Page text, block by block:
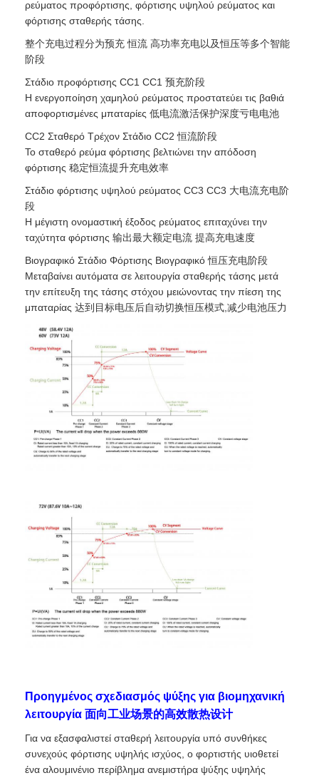
ρεύματος προφόρτισης, φόρτισης υψηλού ρεύματος και
φόρτισης σταθερής τάσης.
整个充电过程分为预充 恒流 高功率充电以及恒压等多个智能
阶段
Στάδιο προφόρτισης CC1 CC1 预充阶段
Η ενεργοποίηση χαμηλού ρεύματος προστατεύει τις βαθιά
αποφορτισμένες μπαταρίες 低电流激活保护深度亏电电池
CC2 Σταθερό Τρέχον Στάδιο CC2 恒流阶段
Το σταθερό ρεύμα φόρτισης βελτιώνει την απόδοση
φόρτισης 稳定恒流提升充电效率
Στάδιο φόρτισης υψηλού ρεύματος CC3 CC3 大电流充电阶
段
Η μέγιστη ονομαστική έξοδος ρεύματος επιταχύνει την
ταχύτητα φόρτισης 输出最大额定电流 提高充电速度
Βιογραφικό Στάδιο Φόρτισης Βιογραφικό 恒压充电阶段
Μεταβαίνει αυτόματα σε λειτουργία σταθερής τάσης μετά
την επίτευξη της τάσης στόχου μειώνοντας την πίεση της
μπαταρίας 达到目标电压后自动切换恒压模式,减少电池压力
Προηγμένος σχεδιασμός ψύξης για βιομηχανική
λειτουργία 面向工业场景的高效散热设计
Για να εξασφαλιστεί σταθερή λειτουργία υπό συνθήκες
συνεχούς φόρτισης υψηλής ισχύος, ο φορτιστής υιοθετεί
ένα αλουμινένιο περίβλημα ανεμιστήρα ψύξης υψηλής